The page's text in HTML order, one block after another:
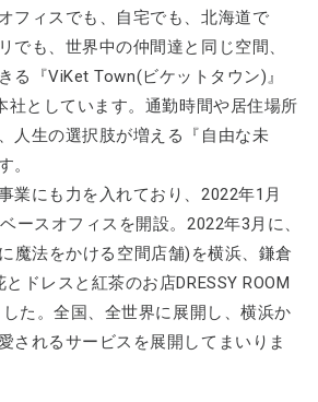
フィスでも、自宅でも、北海道で
でも、世界中の仲間達と同じ空間、
る『ViKet Town(ビケットタウン)』
社としています。通勤時間や居住場所
人生の選択肢が増える『自由な未
。
業にも力を入れており、2022年1月
ースオフィスを開設。2022年3月に、
魔法をかける空間店舗)を横浜、鎌倉
ドレスと紅茶のお店DRESSY ROOM
た。全国、全世界に展開し、横浜か
されるサービスを展開してまいりま